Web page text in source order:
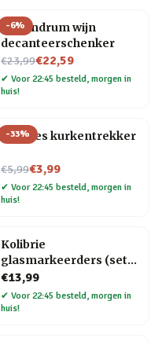
-6%
Conundrum wijn
decanteerschenker
€23,99
Nu voor€22,59
✔ Voor 22:45 besteld, morgen in
huis!
-33%
Wijnfles kurkentrekker
€5,99
Nu voor€3,99
✔ Voor 22:45 besteld, morgen in
huis!
Kolibrie
glasmarkeerders (set
van 6)
€13,99
✔ Voor 22:45 besteld, morgen in
huis!